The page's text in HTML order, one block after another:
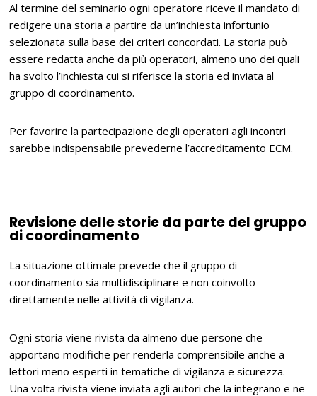
Al termine del seminario ogni operatore riceve il mandato di
redigere una storia a partire da un’inchiesta infortunio
selezionata sulla base dei criteri concordati. La storia può
essere redatta anche da più operatori, almeno uno dei quali
ha svolto l’inchiesta cui si riferisce la storia ed inviata al
gruppo di coordinamento.
Per favorire la partecipazione degli operatori agli incontri
sarebbe indispensabile prevederne l’accreditamento ECM.
Revisione delle storie da parte del gruppo
di coordinamento
La situazione ottimale prevede che il gruppo di
coordinamento sia multidisciplinare e non coinvolto
direttamente nelle attività di vigilanza.
Ogni storia viene rivista da almeno due persone che
apportano modifiche per renderla comprensibile anche a
lettori meno esperti in tematiche di vigilanza e sicurezza.
Una volta rivista viene inviata agli autori che la integrano e ne